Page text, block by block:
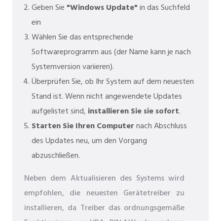
Geben Sie "Windows Update"in das Suchfeld
ein
Wählen Sie das entsprechende
Softwareprogramm aus (der Name kann je nach
Systemversion variieren).
Überprüfen Sie, ob Ihr System auf dem neuesten
Stand ist. Wenn nicht angewendete Updates
aufgelistet sind, installieren Sie sie sofort.
Starten Sie Ihren Computernach Abschluss
des Updates neu, um den Vorgang
abzuschließen.
Neben dem Aktualisieren des Systems wird
empfohlen, die neuesten Gerätetreiber zu
installieren, da Treiber das ordnungsgemäße